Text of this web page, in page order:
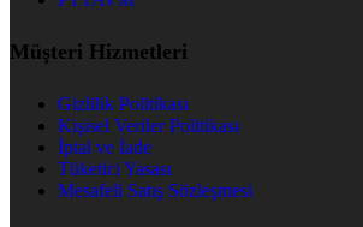
Müşteri Hizmetleri
Gizlilik Politikası
Kişisel Veriler Politikası
İptal ve İade
Tüketici Yasası
Mesafeli Satış Sözleşmesi